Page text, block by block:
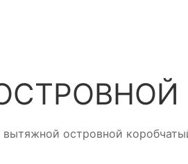
островной